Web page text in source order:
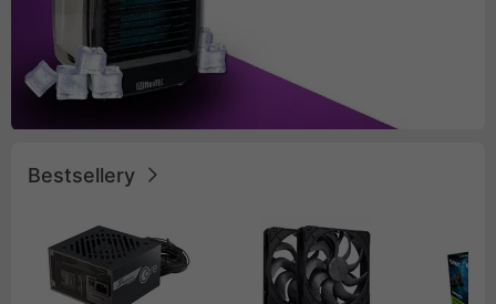
Bestsellery